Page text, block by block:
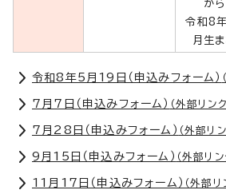
から
令和8
月生
令和8年5月19日（申込みフォーム）
7月7日（申込みフォーム） （外部リンク
7月28日（申込みフォーム） （外部リン
9月15日（申込みフォーム） （外部リン
11月17日（申込みフォーム） （外部リ